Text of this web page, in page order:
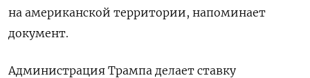
на американской территории, напоминает
документ.
Администрация Трампа делает ставку